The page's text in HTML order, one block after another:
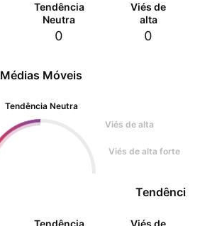
Tendência
Neutra
0
Viés de
alta
0
Médias Móveis
Tendência Neutra
Viés de alta
Viés de alta forte
Tendência
Tendência
Viés de